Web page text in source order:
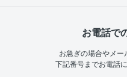
お電話で
お急ぎの場合やメー
下記番号までお電話